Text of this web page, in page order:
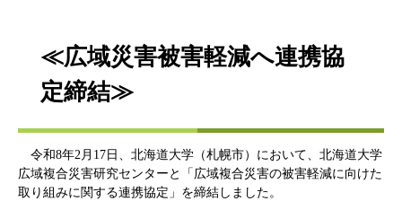
​≪広域災害被害軽減へ連携協
定締結≫
令和8年2月17日、北海道大学（札幌市）において、北海道大学
広域複合災害研究センターと「広域複合災害の被害軽減に向けた
取り組みに関する連携協定」を締結しました。